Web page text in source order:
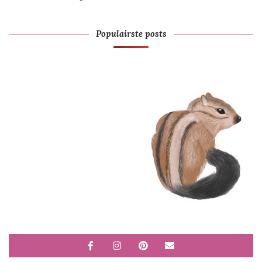
Populairste posts